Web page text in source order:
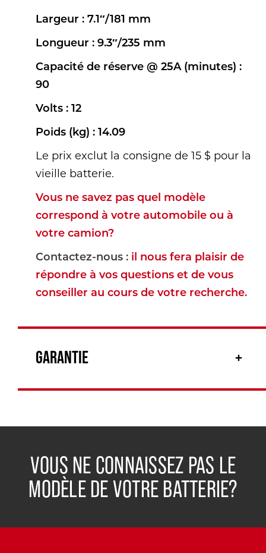
Largeur : 7.1″/181 mm
Longueur : 9.3″/235 mm
Capacité de réserve @ 25A (minutes) :
90
Volts : 12
Poids (kg) : 14.09
Le prix exclut la consigne de 15 $ pour la
vieille batterie.
Vous ne savez pas quel modèle
correspond à votre automobile ou à
votre camion?
Contactez-nous : il nous fera plaisir de
répondre à vos questions et de vous
conseiller au cours de votre recherche.
GARANTIE
VOUS NE CONNAISSEZ PAS LE
MODÈLE DE VOTRE BATTERIE?